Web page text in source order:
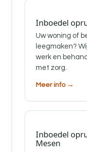
Inboedel
Uw woning of
leegmaken?
werk en
met zorg.
Meer info →
Inboedel
Mesen